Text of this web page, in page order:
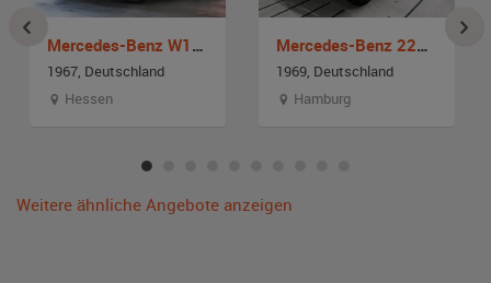
Mercedes-Benz W108 250SE
1967, Deutschland
Hessen
Mercedes-Benz 220 W 114 Strich-Acht
1969, Deutschland
Hamburg
Weitere ähnliche Angebote anzeigen